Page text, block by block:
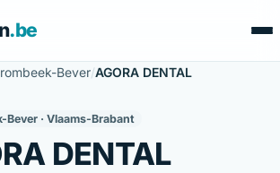
.be
Bever/AGORA DENTAL
Bever · Vlaams-Brabant
DENTAL